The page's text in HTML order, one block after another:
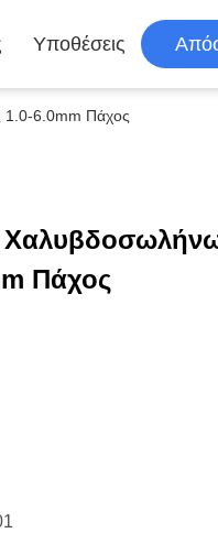
Υποθέσεις
1.0-6.0mm Πάχος
Πάχος